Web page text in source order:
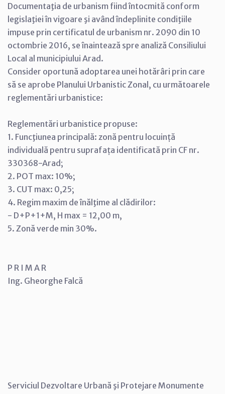
Documentaţia de urbanism fiind întocmită conform
legislaţiei în vigoare şi având îndeplinite condiţiile
impuse prin certificatul de urbanism nr. 2090 din 10
octombrie 2016, se înaintează spre analiză Consiliului
Local al municipiului Arad.
Consider oportună adoptarea unei hotărâri prin care
să se aprobe Planului Urbanistic Zonal, cu următoarele
reglementări urbanistice:
Reglementări urbanistice propuse:
1. Funcţiunea principală: zonă pentru locuință
individuală pentru suprafața identificată prin CF nr.
330368-Arad;
2. POT max: 10%;
3. CUT max: 0,25;
4. Regim maxim de înălţime al clădirilor:
- D+P+1+M, H max = 12,00 m,
5. Zonă verde min 30%.
P R I M A R
Ing. Gheorghe Falcă
Serviciul Dezvoltare Urbană şi Protejare Monumente